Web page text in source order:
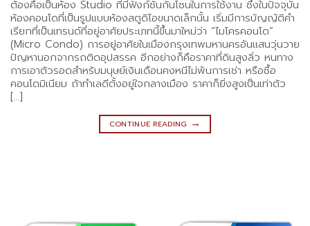
ต้องคือเป็นห้อง Studio ที่มีฟังก์ชันกั้นโซนในการใช้งาน ซึ่งในปัจจุบัน
ห้องคอนโดที่เป็นรูปแบบห้องสตูดิโอขนาดเล็กนั้น เริ่มมีการบัญญัติคำ
เรียกที่เป็นเทรนด์ที่อยู่อาศัยประเภทนี้ขึ้นมาใหม่ว่า “ไมโครคอนโด”
(Micro Condo) การอยู่อาศัยในเมืองกรุงเทพมหานครอันแสนวุ่นวาย
ปัญหานอกจากรถติดอุปสรรค อีกอย่างก็คือราคาที่ดินสูงลิ่ว หนทาง
การเอาตัวรอดสำหรับมนุษย์เงินเดือนคงหนีไม่พ้นการเช่า หรือซื้อ
คอนโดมิเนียม ถ้าทำเลดีตั้งอยู่ใจกลางเมือง ราคาก็ยิ่งสูงเป็นเท่าตัว
[…]
CONTINUE READING →